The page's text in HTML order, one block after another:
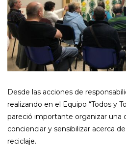
Desde las acciones de
realizando en el Equipo “Todos y
pareció importante organizar una
concienciar y sensibilizar acerca
reciclaje.